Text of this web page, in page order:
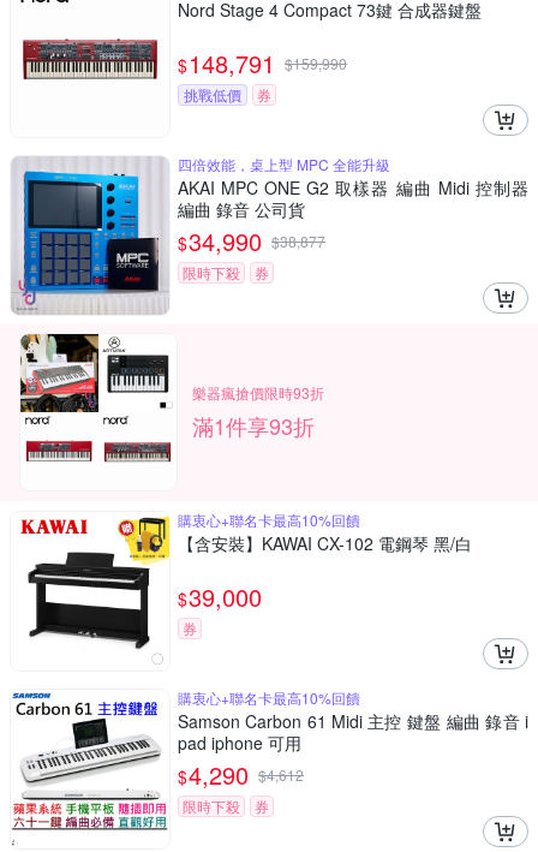
Nord Stage 4 Compact 73鍵 合成器鍵盤
$148,791 $159,990
挑戰低價
券
四倍效能，桌上型 MPC 全能升級
AKAI MPC ONE G2 取樣器 編曲 Midi 控制器
編曲 錄音 公司貨
$34,990 $38,877
限時下殺
券
樂器瘋搶價限時93折
滿1件享93折
購衷心+聯名卡最高10%回饋
【含安裝】KAWAI CX-102 電鋼琴 黑/白
$39,000
券
購衷心+聯名卡最高10%回饋
Samson Carbon 61 Midi 主控 鍵盤 編曲 錄音 i
pad iphone 可用
$4,290 $4,612
限時下殺
券